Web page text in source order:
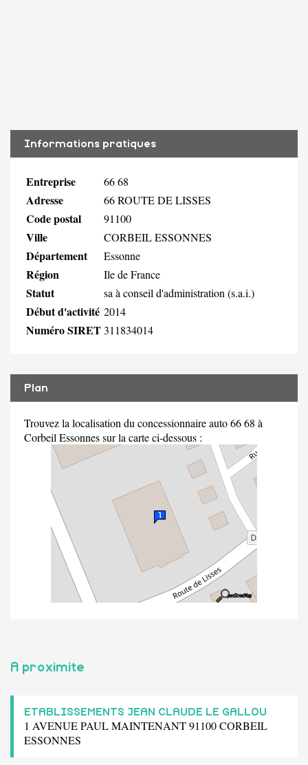
Informations pratiques
Entreprise 66 68
Adresse 66 ROUTE DE LISSES
Code postal 91100
Ville CORBEIL ESSONNES
Département Essonne
Région Ile de France
Statut sa à conseil d'administration (s.a.i.)
Début d'activité 2014
Numéro SIRET311834014
Plan
Trouvez la localisation du concessionnaire auto 66 68 à
Corbeil Essonnes sur la carte ci-dessous :
A proximite
ETABLISSEMENTS JEAN CLAUDE LE GALLOU
1 AVENUE PAUL MAINTENANT 91100 CORBEIL
ESSONNES